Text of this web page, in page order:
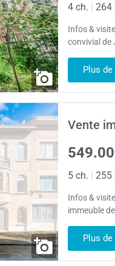
4 ch. | 264
Infos &
convivial de
Plus
Vente
5 ch. | 255
Infos &
immeuble
Plus